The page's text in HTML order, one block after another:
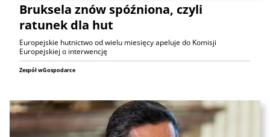
Bruksela znów spóźniona, czyli
ratunek dla hut
Europejskie hutnictwo od wielu miesięcy apeluje do Komisji
Europejskiej o interwencję
Zespół wGospodarce